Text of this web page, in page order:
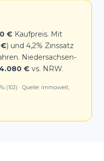
€ Kaufpreis. Mit
) und 4,2% Zinssatz
Niedersachsen-
€ vs. NRW.
(10J) · Quelle: immowelt,